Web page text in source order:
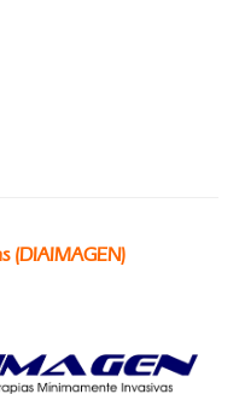
(DIAIMAGEN)